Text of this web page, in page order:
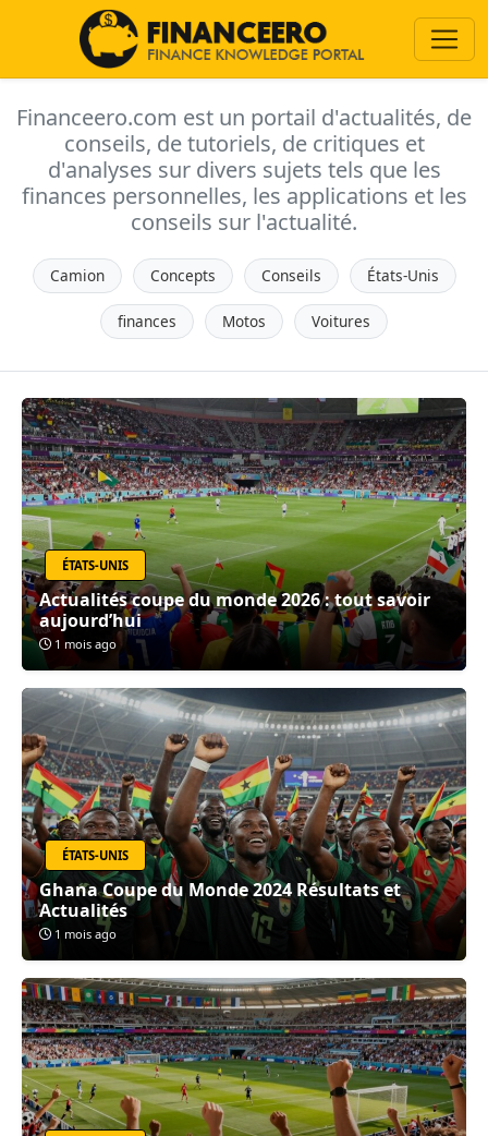
Financeero.com est un portail d'actualités, de
conseils, de tutoriels, de critiques et
d'analyses sur divers sujets tels que les
finances personnelles, les applications et les
conseils sur l'actualité.
Camion Concepts Conseils États-Unis
finances Motos Voitures
ÉTATS-UNIS
Actualités coupe du monde 2026 : tout savoir
aujourd’hui
1 mois ago
ÉTATS-UNIS
Ghana Coupe du Monde 2024 Résultats et
Actualités
1 mois ago